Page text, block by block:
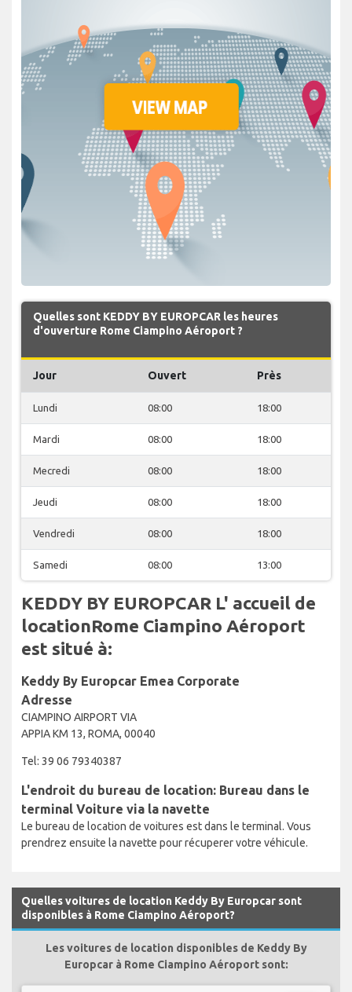
Quelles sont KEDDY BY EUROPCAR les heures
d'ouverture Rome Ciampino Aéroport ?
Jour Ouvert Près
Lundi 08:00 18:00
Mardi 08:00 18:00
Mecredi 08:00 18:00
Jeudi 08:00 18:00
Vendredi 08:00 18:00
Samedi 08:00 13:00
KEDDY BY EUROPCAR L' accueil de
locationRome Ciampino Aéroport
est situé à:
Keddy By Europcar Emea Corporate
Adresse
CIAMPINO AIRPORT VIA
APPIA KM 13, ROMA, 00040
Tel: 39 06 79340387
L'endroit du bureau de location: Bureau dans le
terminal Voiture via la navette
Le bureau de location de voitures est dans le terminal. Vous
prendrez ensuite la navette pour récuperer votre véhicule.
Quelles voitures de location Keddy By Europcar sont
disponibles à Rome Ciampino Aéroport?
Les voitures de location disponibles de Keddy By
Europcar à Rome Ciampino Aéroport sont: